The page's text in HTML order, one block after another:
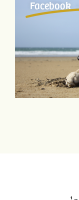
Facebook